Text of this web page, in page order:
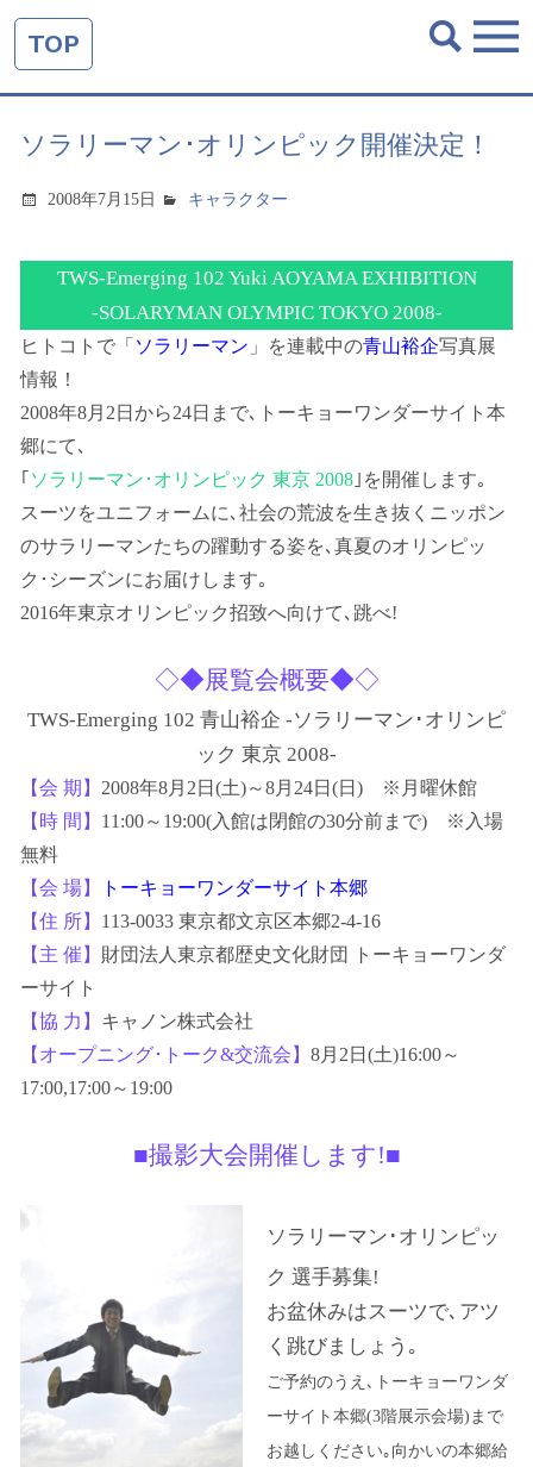
TOP
ソラリーマン･オリンピック開催決定！
2008年7月15日 キャラクター
TWS-Emerging 102 Yuki AOYAMA EXHIBITION
-SOLARYMAN OLYMPIC TOKYO 2008-
ヒトコトで「 ソラリーマン 」を連載中の青山裕企写真展
情報！
2008年8月2日から24日まで､トーキョーワンダーサイト本
郷にて､
｢ ソラリーマン･オリンピック 東京 2008 ｣を開催します｡
スーツをユニフォームに､社会の荒波を生き抜くニッポン
のサラリーマンたちの躍動する姿を､真夏のオリンピッ
ク･シーズンにお届けします｡
2016年東京オリンピック招致へ向けて､跳べ!
◇◆展覧会概要◆◇
TWS-Emerging 102 青山裕企 -ソラリーマン･オリンピ
ック 東京 2008-
【会 期】 2008年8月2日(土)～8月24日(日) ※月曜休館
【時 間】 11:00～19:00(入館は閉館の30分前まで) ※入場
無料
【会 場】
トーキョーワンダーサイト本郷
【住 所】 113-0033 東京都文京区本郷2-4-16
【主 催】 財団法人東京都歴史文化財団 トーキョーワンダ
ーサイト
【協 力】 キャノン株式会社
【オープニング･トーク&交流会】 8月2日(土)16:00～
17:00,17:00～19:00
■撮影大会開催します!■
ソラリーマン･オリンピッ
ク 選手募集!
お盆休みはスーツで､アツ
く跳びましょう｡
ご予約のうえ､トーキョーワンダ
ーサイト本郷(3階展示会場)まで
お越しください｡向かいの本郷給